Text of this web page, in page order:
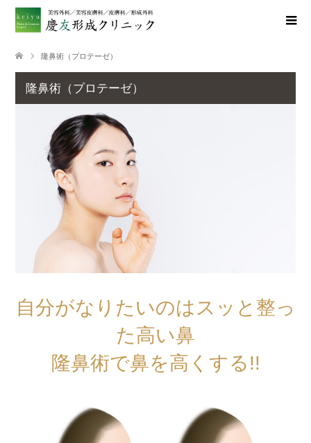
隆鼻術（プロテーゼ）
隆鼻術（プロテーゼ）
自分がなりたいのはスッと整っ
た高い鼻
隆鼻術で鼻を高くする!!